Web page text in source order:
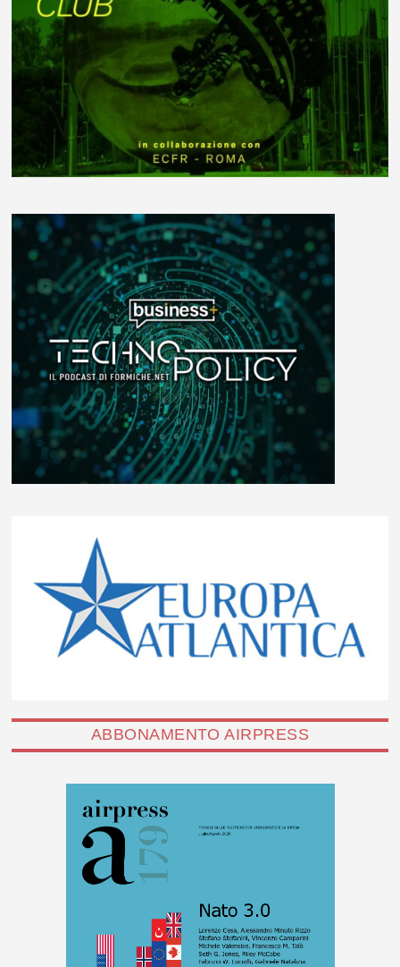
ABBONAMENTO AIRPRESS